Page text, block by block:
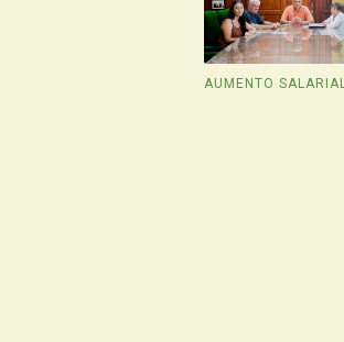
AUMENTO